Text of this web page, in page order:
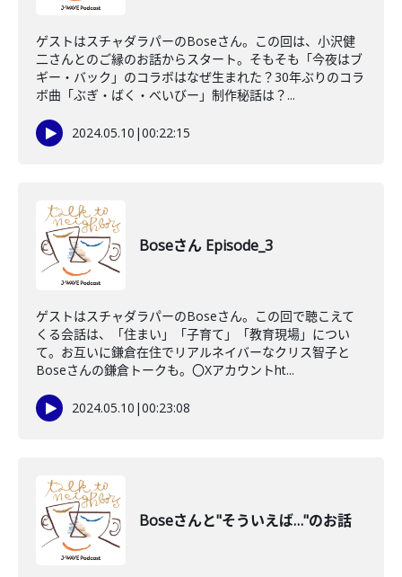
ゲストはスチャダラパーのBoseさん。この回は、小沢健
二さんとのご縁のお話からスタート。そもそも「今夜はブ
ギー・バック」のコラボはなぜ生まれた？30年ぶりのコラ
ボ曲「ぶぎ・ばく・べいびー」制作秘話は？...
2024.05.10 |00:22:15
Boseさん Episode_3
ゲストはスチャダラパーのBoseさん。この回で聴こえて
くる会話は、「住まい」「子育て」「教育現場」につい
て。お互いに鎌倉在住でリアルネイバーなクリス智子と
Boseさんの鎌倉トークも。〇Xアカウントht...
2024.05.10 |00:23:08
Boseさんと"そういえば…"のお話